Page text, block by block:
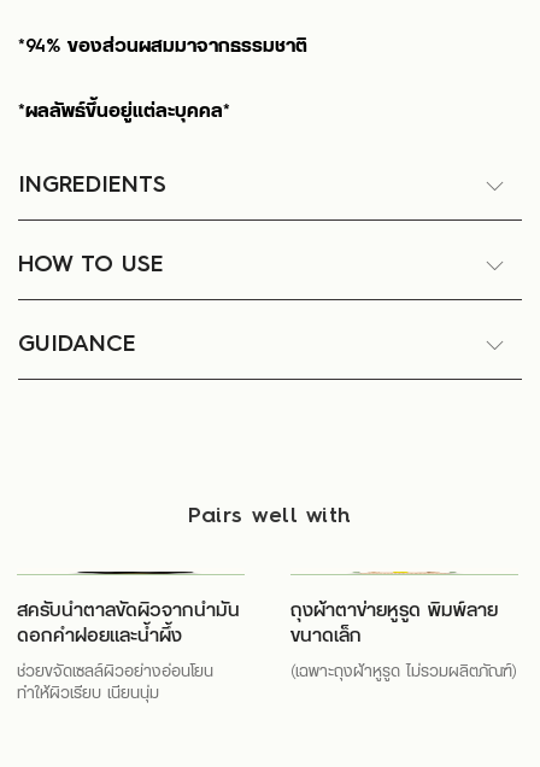
*94% ของส่วนผสมมาจากธรรมชาติ
*ผลลัพธ์ขึ้นอยู่แต่ละบุคคล*
INGREDIENTS
HOW TO USE
GUIDANCE
Pairs well with
สครับน้ำตาลขัดผิวจากน้ำมัน
ดอกคำฝอยและน้ำผึ้ง
ช่วยขจัดเซลล์ผิวอย่างอ่อนโยน
ทำให้ผิวเรียบ เนียนนุ่ม
ถุงผ้าตาข่ายหูรูด พิมพ์ลาย
ขนาดเล็ก
(เฉพาะถุงผ้าหูรูด ไม่รวมผลิตภัณฑ์)